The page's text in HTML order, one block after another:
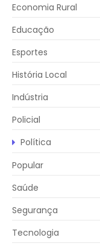
Economia Rural
Educação
Esportes
História Local
Indústria
Policial
Política
Popular
Saúde
Segurança
Tecnologia